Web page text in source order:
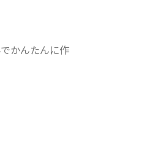
かんたんに作